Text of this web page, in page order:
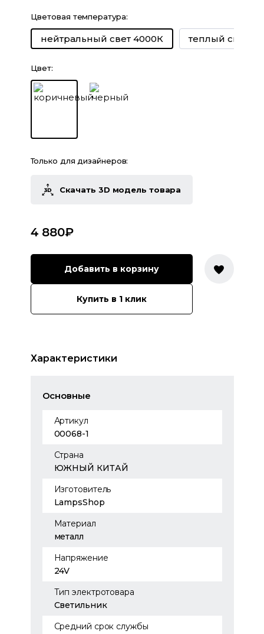
Цветовая температура:
нейтральный свет 4000К теплый свет
Цвет:
Только для дизайнеров:
Скачать 3D модель товара
4 880₽
Добавить в корзину
Купить в 1 клик
Характеристики
Основные
Артикул
00068-1
Страна
ЮЖНЫЙ КИТАЙ
Изготовитель
LampsShop
Материал
металл
Напряжение
24V
Тип электротовара
Светильник
Средний срок службы